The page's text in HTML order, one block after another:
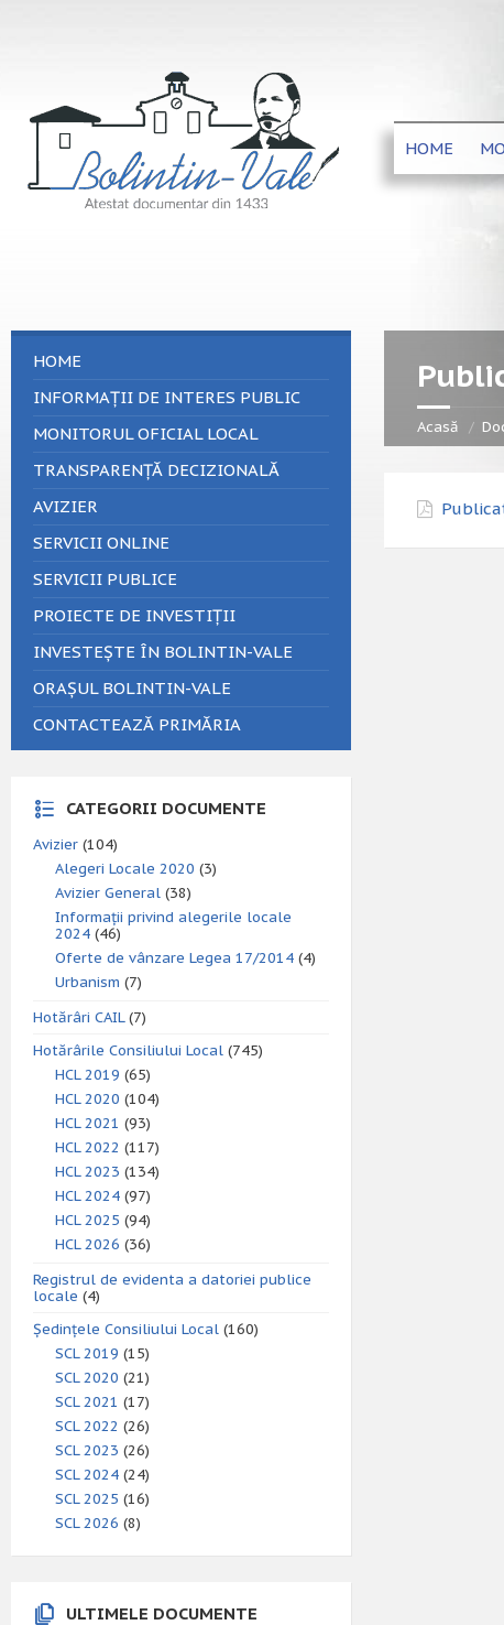
HOME
Acasă
HOME
INFORMAȚII DE INTERES PUBLIC
MONITORUL OFICIAL LOCAL
TRANSPARENȚĂ DECIZIONALĂ
AVIZIER
SERVICII ONLINE
SERVICII PUBLICE
PROIECTE DE INVESTIȚII
INVESTEȘTE ÎN BOLINTIN-VALE
ORAȘUL BOLINTIN-VALE
CONTACTEAZĂ PRIMĂRIA
CATEGORII DOCUMENTE
Avizier (104)
Alegeri Locale 2020 (3)
Avizier General (38)
Informații privind alegerile locale
2024 (46)
Oferte de vânzare Legea 17/2014 (4)
Urbanism (7)
Hotărâri CAIL(7)
Hotărârile Consiliului Local (745)
HCL 2019 (65)
HCL 2020 (104)
HCL 2021 (93)
HCL 2022 (117)
HCL 2023 (134)
HCL 2024 (97)
HCL 2025 (94)
HCL 2026 (36)
Registrul de evidenta a datoriei publice
locale (4)
Ședințele Consiliului Local (160)
SCL 2019 (15)
SCL 2020 (21)
SCL 2021 (17)
SCL 2022 (26)
SCL 2023 (26)
SCL 2024 (24)
SCL 2025 (16)
SCL 2026 (8)
ULTIMELE DOCUMENTE